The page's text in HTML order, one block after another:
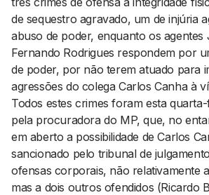
de sequestro agravado, um de injúria
abuso de poder, enquanto os agentes
Fernando Rodrigues respondem por
de poder, por não terem atuado para
agressões do colega Carlos Canha à
Todos estes crimes foram esta
pela procuradora do MP, que, no
em aberto a possibilidade de Carlos
sancionado pelo tribunal de
ofensas corporais, não relativamente
mas a dois outros ofendidos (Ricardo